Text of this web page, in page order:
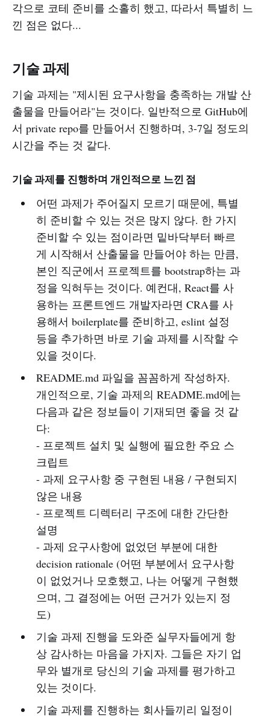
각으로 코테 준비를 소홀히 했고, 따라서 특별히 느
낀 점은 없다...
기술 과제
기술 과제는 "제시된 요구사항을 충족하는 개발 산
출물을 만들어라"는 것이다. 일반적으로 GitHub에
서 private repo를 만들어서 진행하며, 3-7일 정도의
시간을 주는 것 같다.
기술 과제를 진행하며 개인적으로 느낀 점
어떤 과제가 주어질지 모르기 때문에, 특별
히 준비할 수 있는 것은 많지 않다. 한 가지
준비할 수 있는 점이라면 밑바닥부터 빠르
게 시작해서 산출물을 만들어야 하는 만큼,
본인 직군에서 프로젝트를 bootstrap하는 과
정을 익혀두는 것이다. 예컨대, React를 사
용하는 프론트엔드 개발자라면 CRA를 사
용해서 boilerplate를 준비하고, eslint 설정
등을 추가하면 바로 기술 과제를 시작할 수
있을 것이다.
README.md 파일을 꼼꼼하게 작성하자.
개인적으로, 기술 과제의 README.md에는
다음과 같은 정보들이 기재되면 좋을 것 같
다:
- 프로젝트 설치 및 실행에 필요한 주요 스
크립트
- 과제 요구사항 중 구현된 내용 / 구현되지
않은 내용
- 프로젝트 디렉터리 구조에 대한 간단한
설명
- 과제 요구사항에 없었던 부분에 대한
decision rationale (어떤 부분에서 요구사항
이 없었거나 모호했고, 나는 어떻게 구현했
으며, 그 결정에는 어떤 근거가 있는지 정
도)
기술 과제 진행을 도와준 실무자들에게 항
상 감사하는 마음을 가지자. 그들은 자기 업
무와 별개로 당신의 기술 과제를 평가하고
있는 것이다.
기술 과제를 진행하는 회사들끼리 일정이